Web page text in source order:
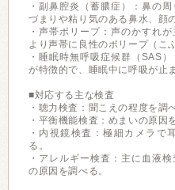
・副鼻腔炎（蓄膿症）：鼻の
づまりや粘り気のある鼻水、顔
・声帯ポリープ：声のかすれ
より声帯に良性のポリープ（こ
・睡眠時無呼吸症候群（SAS
が特徴的で、睡眠中に呼吸が止
■対応する主な検査
・聴力検査：聞こえの程度を調
・平衡機能検査：めまいの原因
・内視鏡検査：極細カメラで
る。
・アレルギー検査：主に血液
の原因を調べる。